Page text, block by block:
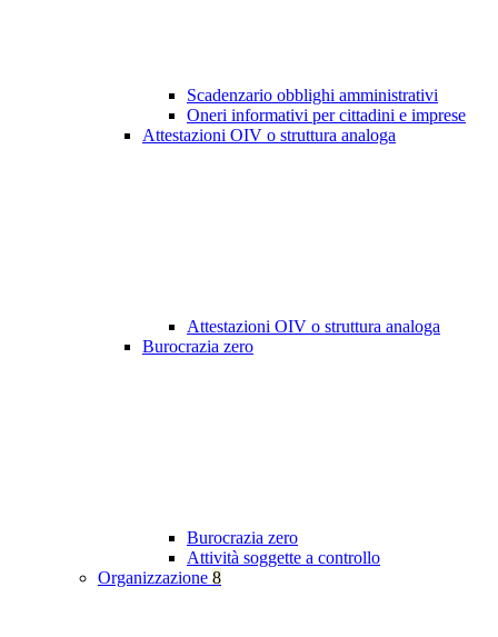
Scadenzario obblighi amministrativi
Oneri informativi per cittadini e imprese
Attestazioni OIV o struttura analoga
Attestazioni OIV o struttura analoga
Burocrazia zero
Burocrazia zero
Attività soggette a controllo
Organizzazione 8